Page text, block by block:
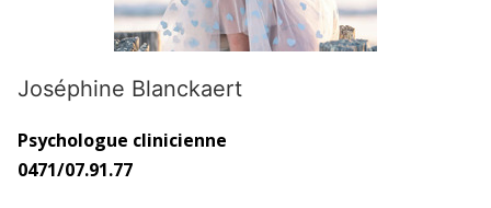
Joséphine Blanckaert
Psychologue clinicienne
0471/07.91.77